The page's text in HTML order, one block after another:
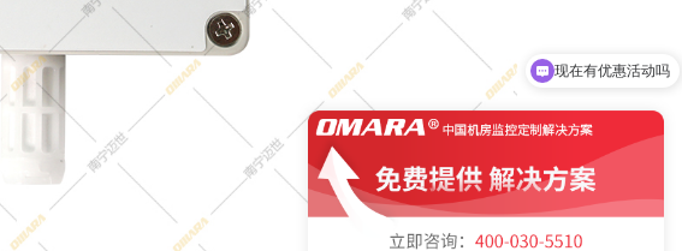
现在有优惠活动吗